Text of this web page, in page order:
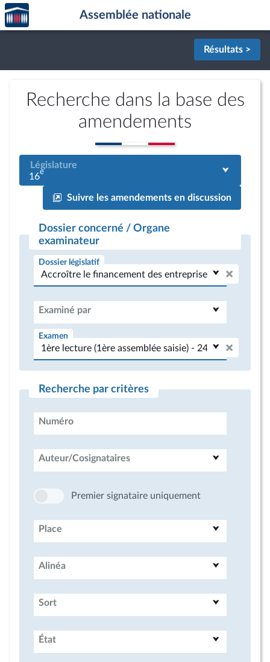
Aller au contenu
Aller en bas de la page
Accèder
à la
page
Assemblée nationale
Résultats >
Recherche dans la base des
amendements
Législature
16e
Suivre les amendements en discussion
Dossier concerné / Organe
examinateur
Dossier législatif
Examiné par
Examen
Recherche par critères
Numéro
Auteur/Cosignataires
Premier signataire uniquement
Place
Alinéa
Sort
État